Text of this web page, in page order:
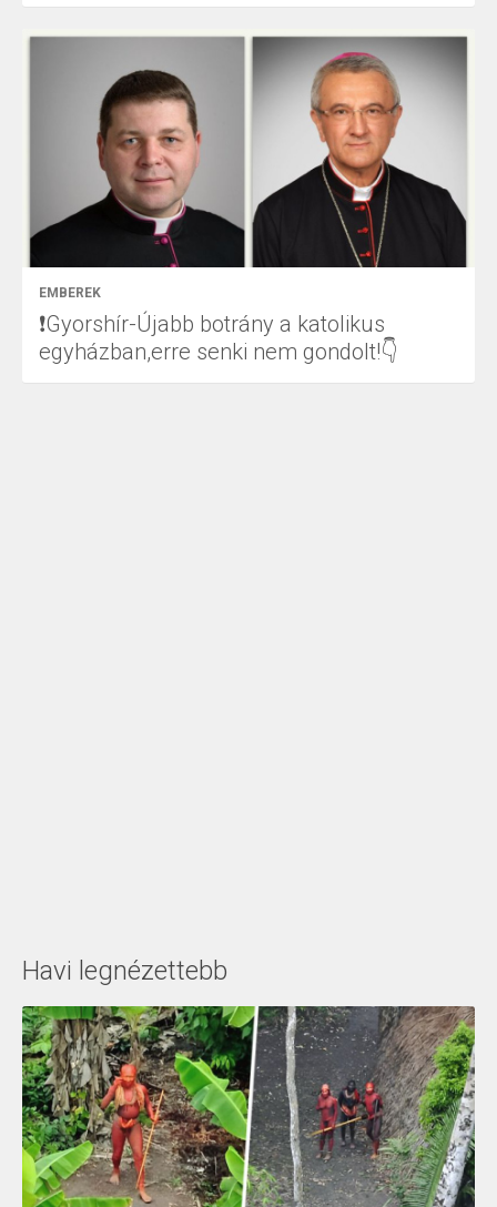
EMBEREK
❗Gyorshír-Újabb botrány a katolikus
egyházban,erre senki nem gondolt!👇
Havi legnézettebb